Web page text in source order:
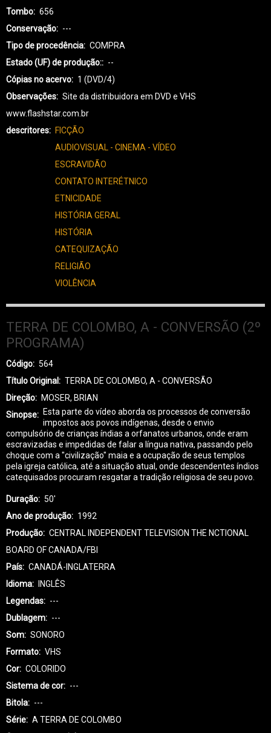
Tombo
656
Conservação
---
Tipo de procedência
COMPRA
Estado (UF) de produção:
--
Cópias no acervo
1 (DVD/4)
Observações
Site da distribuidora em DVD e VHS
www.flashstar.com.br
descritores
FICÇÃO
AUDIOVISUAL - CINEMA - VÍDEO
ESCRAVIDÃO
CONTATO INTERÉTNICO
ETNICIDADE
HISTÓRIA GERAL
HISTÓRIA
CATEQUIZAÇÃO
RELIGIÃO
VIOLÊNCIA
TERRA DE COLOMBO, A - CONVERSÃO (2º
PROGRAMA)
Código
564
Título Original
TERRA DE COLOMBO, A - CONVERSÃO
Direção
MOSER, BRIAN
Sinopse
Esta parte do vídeo aborda os processos de conversão
impostos aos povos indígenas, desde o envio
compulsório de crianças índias a orfanatos urbanos, onde eram
escravizadas e impedidas de falar a língua nativa, passando pelo
choque com a "civilização" maia e a ocupação de seus templos
pela igreja católica, até a situação atual, onde descendentes índios
catequisados procuram resgatar a tradição religiosa de seu povo.
Duração
50'
Ano de produção
1992
Produção
CENTRAL INDEPENDENT TELEVISION THE NCTIONAL
BOARD OF CANADA/FBI
País
CANADÁ-INGLATERRA
Idioma
INGLÊS
Legendas
---
Dublagem
---
Som
SONORO
Formato
VHS
Cor
COLORIDO
Sistema de cor
---
Bitola
---
Série
A TERRA DE COLOMBO